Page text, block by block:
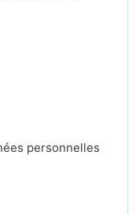
personnelles